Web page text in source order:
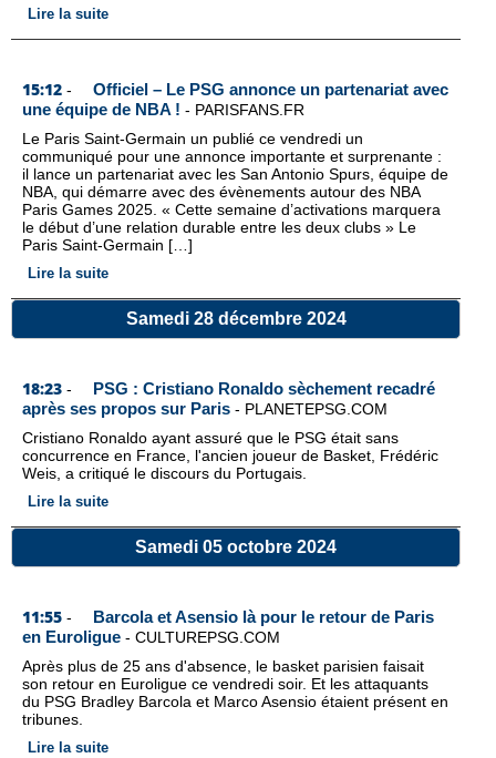
Lire la suite
15:12 -
Officiel – Le PSG annonce un partenariat avec
une équipe de NBA ! - PARISFANS.FR
Le Paris Saint-Germain un publié ce vendredi un
communiqué pour une annonce importante et surprenante :
il lance un partenariat avec les San Antonio Spurs, équipe de
NBA, qui démarre avec des évènements autour des NBA
Paris Games 2025. « Cette semaine d’activations marquera
le début d’une relation durable entre les deux clubs » Le
Paris Saint-Germain […]
Lire la suite
Samedi 28 décembre 2024
18:23 -
PSG : Cristiano Ronaldo sèchement recadré
après ses propos sur Paris - PLANETEPSG.COM
Cristiano Ronaldo ayant assuré que le PSG était sans
concurrence en France, l'ancien joueur de Basket, Frédéric
Weis, a critiqué le discours du Portugais.
Lire la suite
Samedi 05 octobre 2024
11:55 -
Barcola et Asensio là pour le retour de Paris
en Euroligue - CULTUREPSG.COM
Après plus de 25 ans d'absence, le basket parisien faisait
son retour en Euroligue ce vendredi soir. Et les attaquants
du PSG Bradley Barcola et Marco Asensio étaient présent en
tribunes.
Lire la suite